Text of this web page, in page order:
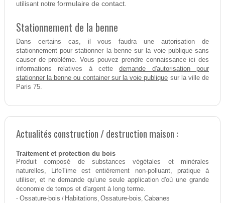
utilisant notre formulaire de contact.
Stationnement de la benne
Dans certains cas, il vous faudra une autorisation de
stationnement pour stationner la benne sur la voie publique sans
causer de problème. Vous pouvez prendre connaissance ici des
informations relatives à cettedemande d'autorisation pour
stationner la benne ou container sur la voie publique sur la ville de
Paris 75.
Actualités construction / destruction maison :
Traitement et protection du bois
Produit composé de substances végétales et minérales
naturelles, LifeTime est entièrement non-polluant, pratique à
utiliser, et ne demande qu'une seule application d'où une grande
économie de temps et d'argent à long terme.
- Ossature-bois / Habitations, Ossature-bois, Cabanes